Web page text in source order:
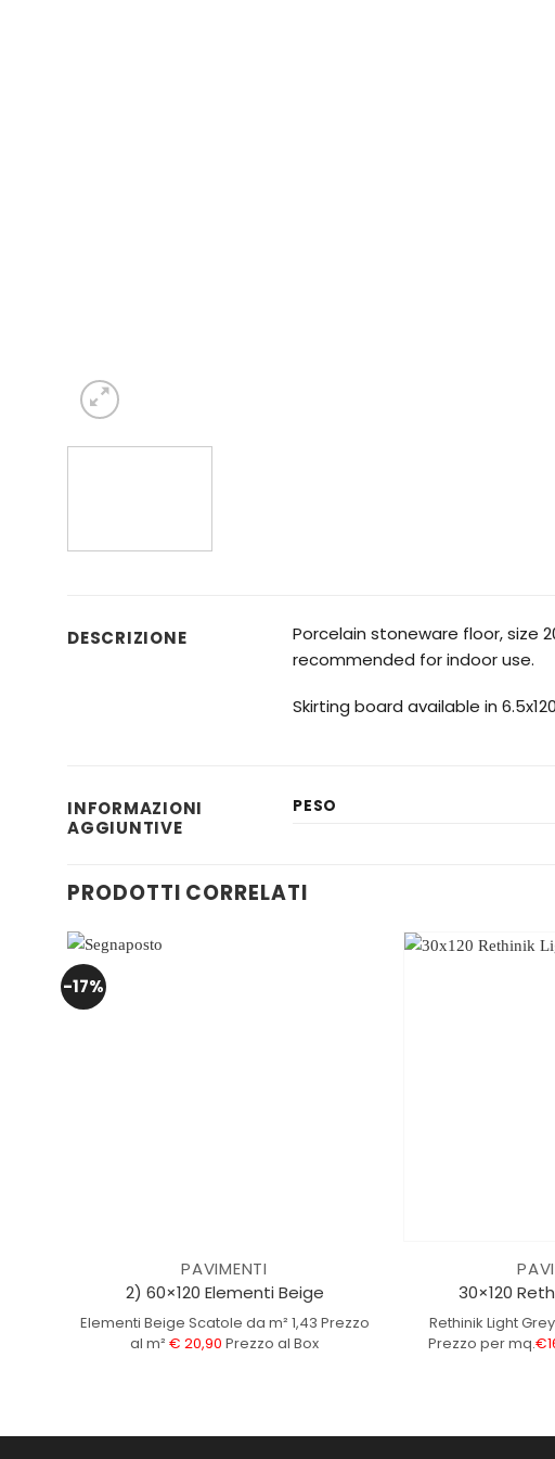
DESCRIZIONE
Porcelain stoneware floor, size
recommended for indoor use.
Skirting board available in
INFORMAZIONI
AGGIUNTIVE
PESO
PRODOTTI CORRELATI
-17%
PAVIMENTI
2) 60×120 Elementi Beige
Elementi Beige Scatole da m² 1,43 Prezzo
al m² € 20,90 Prezzo al Box
30×120
Rethinik Light Grey
Prezzo per mq.